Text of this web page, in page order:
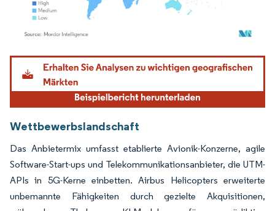
Bild © Mordor Intelligence. Wiederverwendung erfordert Namensnennung gemäß
Wettbewerbslandschaft
Das Anbietermix umfasst etablierte Avionik-Konzerne, agile
Software-Start-ups und Telekommunikationsanbieter, die UTM-
APIs in 5G-Kerne einbetten. Airbus Helicopters erweiterte
unbemannte Fähigkeiten durch gezielte Akquisitionen,